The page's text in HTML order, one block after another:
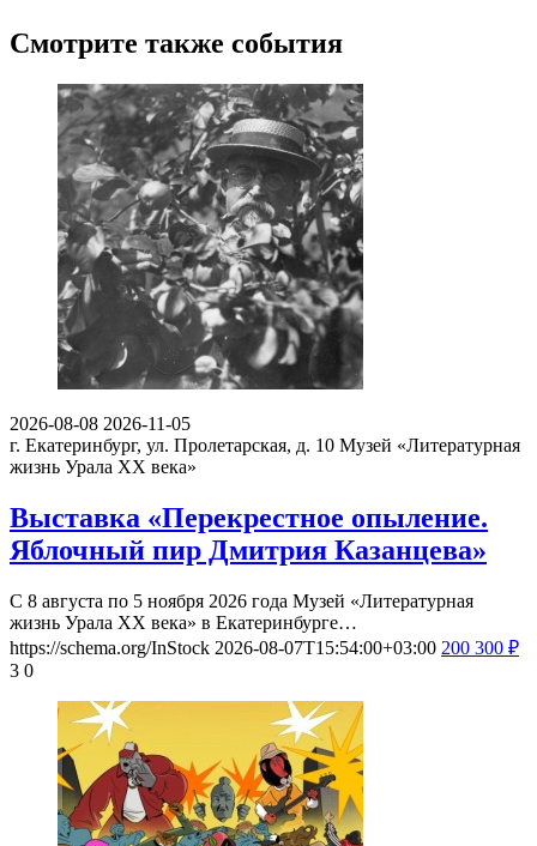
Смотрите также события
2026-08-08 2026-11-05
г. Екатеринбург, ул. Пролетарская, д. 10 Музей «Литературная
жизнь Урала ХХ века»
Выставка «Перекрестное опыление.
Яблочный пир Дмитрия Казанцева»
С 8 августа по 5 ноября 2026 года Музей «Литературная
жизнь Урала ХХ века» в Екатеринбурге…
https://schema.org/InStock 2026-08-07T15:54:00+03:00 200 300 ₽
3 0